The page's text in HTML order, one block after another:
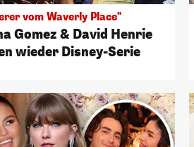
vom Waverly Place"
Gomez & David Henrie
wieder Disney-Serie